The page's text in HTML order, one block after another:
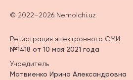
© 2022–2026 Nemolchi.uz
Регистрация электронного СМИ
№1418 от 10 мая 2021 года
Учредитель
Матвиенко Ирина Александровна